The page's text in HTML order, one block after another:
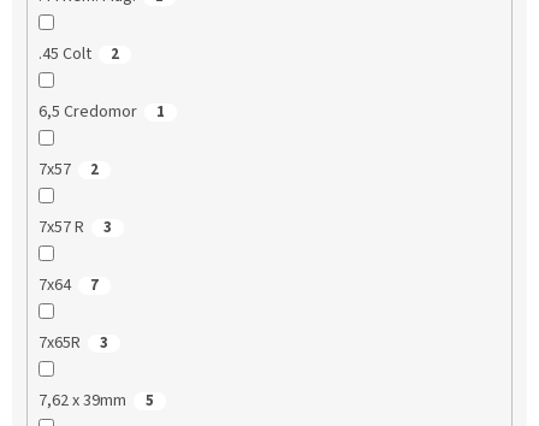
.45 Colt 2
6,5 Credomor 1
7x57 2
7x57 R 3
7x64 7
7x65R 3
7,62 x 39mm 5